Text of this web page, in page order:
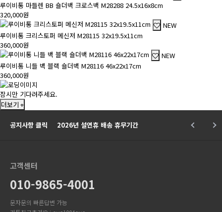
루이비통 마들렌 BB 숄더백 크로스백 M28288 24.5x16x8cm
320,000원
NEW
루이비통 크리스토퍼 메신저 M28115 32x19.5x11cm
360,000원
NEW
루이비통 니들 백 블랙 숄더백 M28116 46x22x17cm
360,000원
잠시만 기다려주세요.
더보기 +
공지사항 클릭 2026년 설연휴 배송 휴무기간
고객센터
010-9865-4001
문자문의 빠른답변 가능